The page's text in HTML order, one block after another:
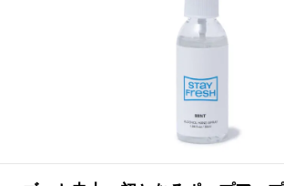
#憧れの逸品
#ESSENTIAL DESIGNS #古着サミット
#マイナーグッド図鑑
#MONTHLY
#フイナムのYouTube
#Commune H #FOCUS IT #AH.H